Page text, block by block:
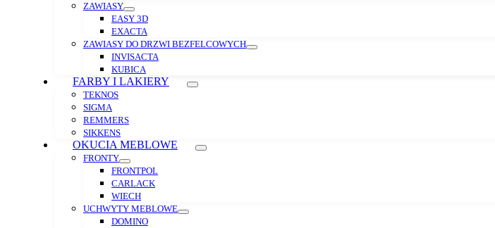
ZAWIASY
EASY 3D
EXACTA
ZAWIASY DO DRZWI BEZFELCOWYCH
INVISACTA
KUBICA
FARBY I LAKIERY
TEKNOS
SIGMA
REMMERS
SIKKENS
OKUCIA MEBLOWE
FRONTY
FRONTPOL
CARLACK
WIECH
UCHWYTY MEBLOWE
DOMINO